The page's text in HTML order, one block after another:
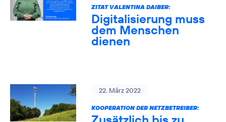
ZITAT VALENTINA DAIBER:
Digitalisierung muss
dem Menschen
dienen
22. März 2022
KOOPERATION DER NETZBETREIBER: